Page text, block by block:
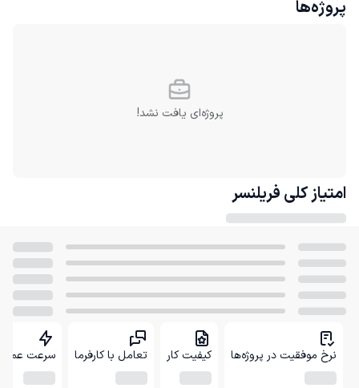
پروژه‌ها
پروژه‌ای یافت نشد!
امتیاز کلی فریلنسر
نرخ موفقیت در پروژه‌ها کیفیت کار تعامل با کارفرما سرعت عمل